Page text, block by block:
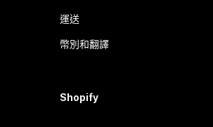
運送
幣別和翻譯
Shopify